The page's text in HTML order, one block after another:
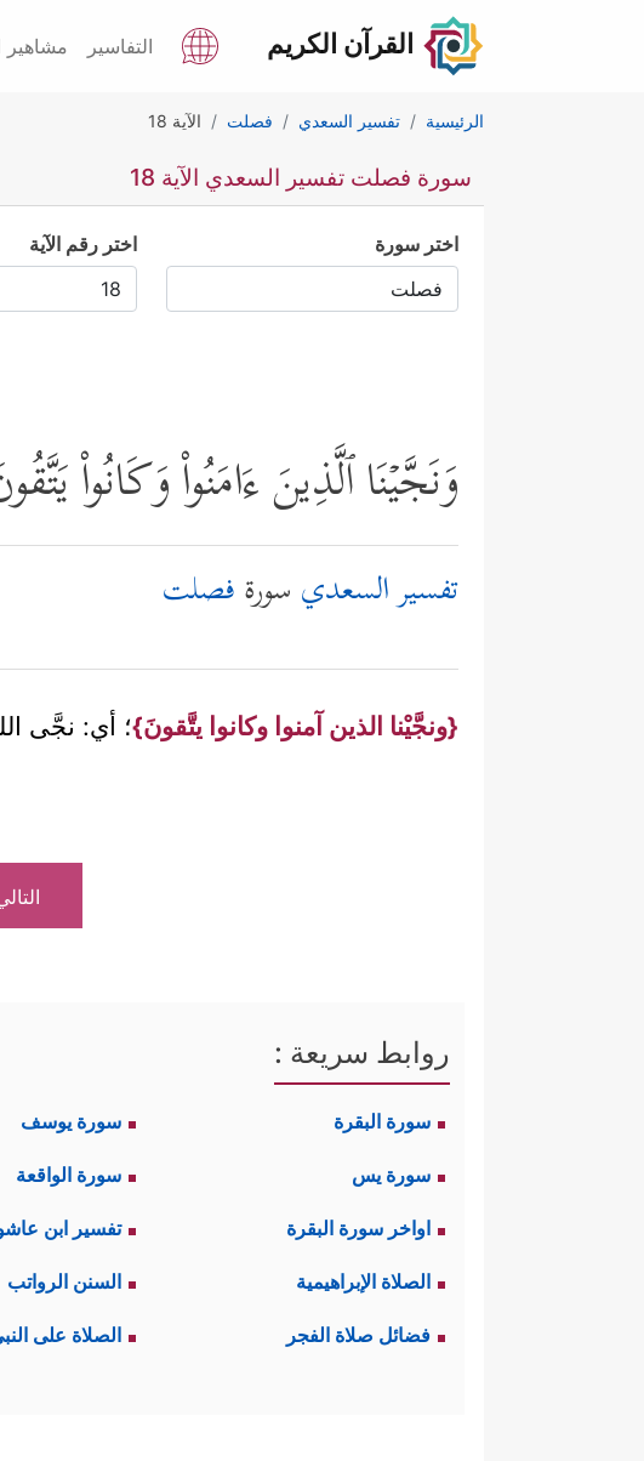
القرآن الكريم التفاسير مشاهير
الرئيسية تفسير السعدي فصلت الآية 18
سورة فصلت تفسير السعدي الآية 18
اختر سورة اختر رقم الآية
وَنَجَّیۡنَا ٱلَّذِینَ ءَامَنُواْ وَكَانُواْ
تفسير السعدي سورةفصلت
{ونجَّيْنا الذين آمنوا وكانوا يتَّقونَ}؛ أي: نجَّى
روابط سريعة :
سورة البقرة سورة يوسف
سورة يس سورة الواقعة
اواخر سورة البقرة تفسير ابن
الصلاة الإبراهيمية السنن الرواتب
فضائل صلاة الفجر الصلاة على